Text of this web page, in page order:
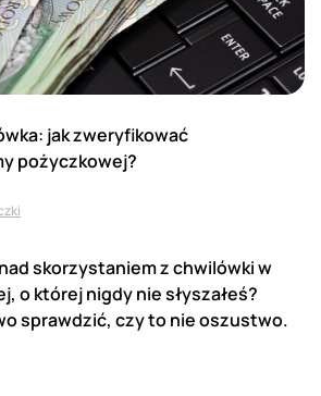
jak zweryfikować
pożyczkowej?
skorzystaniem z chwilówki w
o której nigdy nie słyszałeś?
sprawdzić, czy to nie oszustwo.